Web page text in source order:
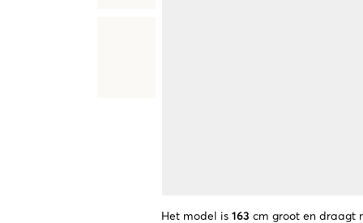
Het model is 163 cm groot en draagt